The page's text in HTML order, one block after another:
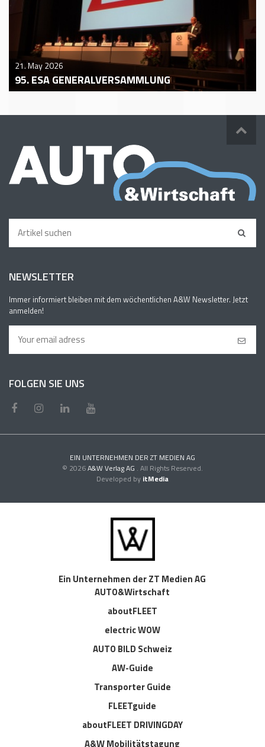
21. May 2026
95. ESA GENERALVERSAMMLUNG
NEWSLETTER
Immer informiert bleiben mit dem wöchentlichen A&W Newsletter. Jetzt
anmelden!
FOLGEN SIE UNS
EIN UNTERNEHMEN DER ZT MEDIEN AG
© 2026A&W Verlag AG . All Rights Reserved.
Developed by itMedia
Ein Unternehmen der ZT Medien AG
AUTO&Wirtschaft
aboutFLEET
electric WOW
AUTO BILD Schweiz
AW-Guide
Transporter Guide
FLEETguide
aboutFLEET DRIVINGDAY
A&W Mobilitätstagung